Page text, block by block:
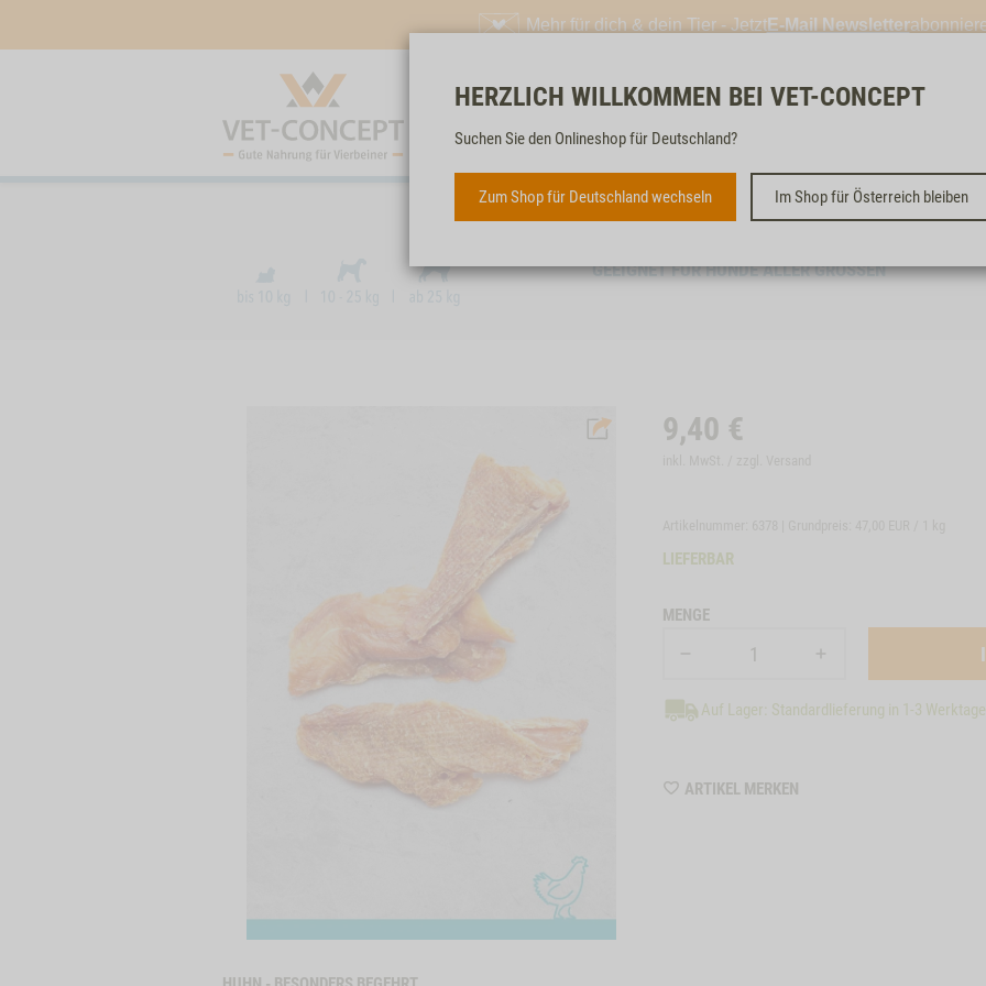
Mehr für dich & dein Tier - JetztE-Mail Newsletter
Kostenloser & schneller
HERZLICH WILLKOMMEN BEI VET-CONCEPT
Suchen Sie den Onlineshop für Deutschland?
Zum Shop für Deutschland wechseln Im Shop für Österreich bleiben
HÄHNCHENBRUST, 200G
GEEIGNET FÜR HUNDE ALLER GRÖSSEN
9,40 €
LIEFERBAR
MENGE
Auf Lager: Standardlieferung in 1-3
ARTIKEL MERKEN